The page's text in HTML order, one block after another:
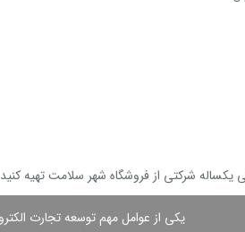
فروشگاه شهر سلامت تهیه کنید .اجناس بالای 400000 تومان دارای
یكی از عوامل مهم توسعه تجارت